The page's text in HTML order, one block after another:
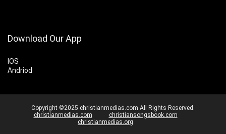
Download Our App
IOS
Andriod
Copyright ©2025 christianmedias.com All Rights Reserved.
christianmedias.com
christiansongsbook.com
christianmedias.org